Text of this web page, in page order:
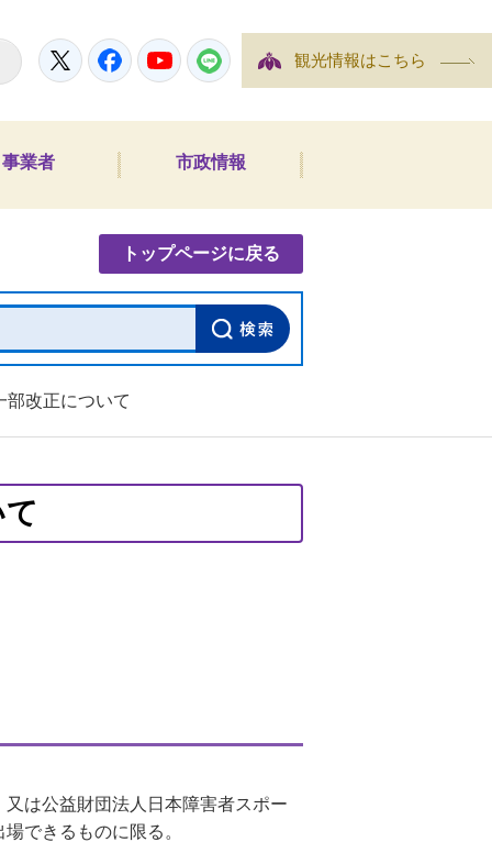
TwitterFacebookYouTubeLINE 観光情報はこちら
事業者 市政情報
トップページに戻る
部改正について
は公益財団法人日本障害者スポー
できるものに限る。